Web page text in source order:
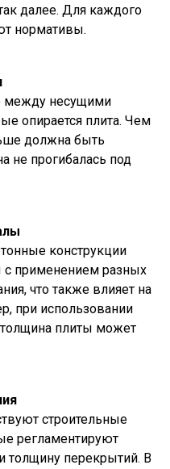
далее. Для каждого
нормативы.
между несущими
опирается плита. Чем
должна быть
не прогибалась под
конструкции
с применением разных
что также влияет на
при использовании
плиты может
строительные
регламентируют
перекрытий. В